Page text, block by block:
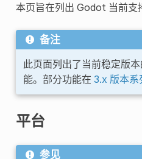
本页旨在列出 Godot 当前支
备注
此页面列出了当前稳定版
能。部分功能在 3.x 版本系
平台
参见